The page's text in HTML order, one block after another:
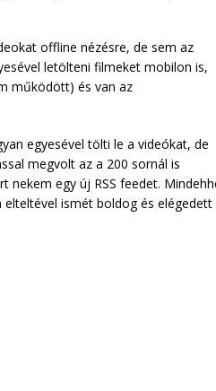
offline nézésre, de sem az
letölteni filmeket mobilon is,
működött) és van az
egyesével tölti le a videókat, de
megvolt az a 200 sornál is
nekem egy új RSS feedet.
ismét boldog és elégedett